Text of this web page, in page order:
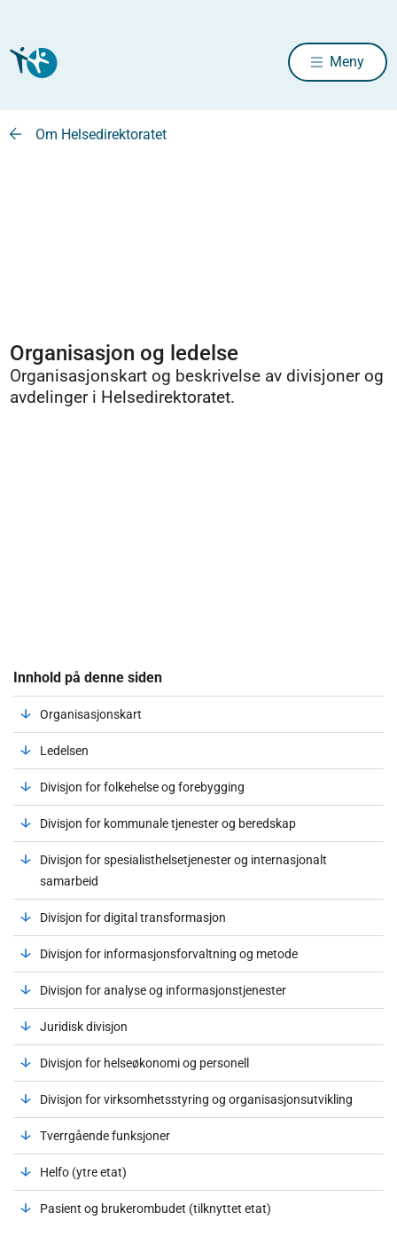
Meny
Om Helsedirektoratet
Organisasjon og ledelse
Organisasjonskart og beskrivelse av divisjoner og
avdelinger i Helsedirektoratet.
Innhold på denne siden
Organisasjonskart
Ledelsen
Divisjon for folkehelse og forebygging
Divisjon for kommunale tjenester og beredskap
Divisjon for spesialisthelsetjenester og internasjonalt
samarbeid
Divisjon for digital transformasjon
Divisjon for informasjonsforvaltning og metode
Divisjon for analyse og informasjonstjenester
Juridisk divisjon
Divisjon for helseøkonomi og personell
Divisjon for virksomhetsstyring og organisasjonsutvikling
Tverrgående funksjoner
Helfo (ytre etat)
Pasient og brukerombudet (tilknyttet etat)